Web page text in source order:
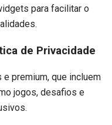
para facilitar o
de Privacidade
premium, que incluem
jogos, desafios e